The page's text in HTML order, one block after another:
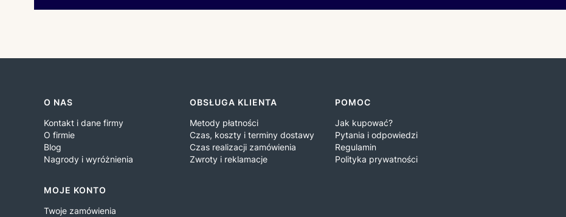
Linki w stopce
O NAS
Kontakt i dane firmy
O firmie
Blog
Nagrody i wyróżnienia
OBSŁUGA KLIENTA
Metody płatności
Czas, koszty i terminy dostawy
Czas realizacji zamówienia
Zwroty i reklamacje
POMOC
Jak kupować?
Pytania i odpowiedzi
Regulamin
Polityka prywatności
MOJE KONTO
Twoje zamówienia